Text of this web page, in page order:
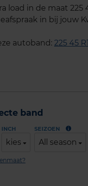
load in de maat 225
in bij jouw
autoband: 225 45
band
INCH
kies
SEIZOEN
All season